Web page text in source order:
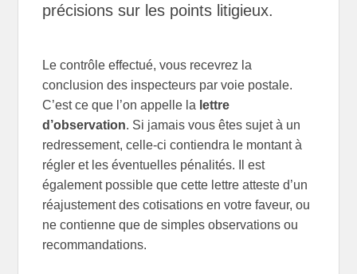
précisions sur les points litigieux.
Le contrôle effectué, vous recevrez la
conclusion des inspecteurs par voie postale.
C’est ce que l’on appelle la lettre
d’observation. Si jamais vous êtes sujet à un
redressement, celle-ci contiendra le montant à
régler et les éventuelles pénalités. Il est
également possible que cette lettre atteste d’un
réajustement des cotisations en votre faveur, ou
ne contienne que de simples observations ou
recommandations.